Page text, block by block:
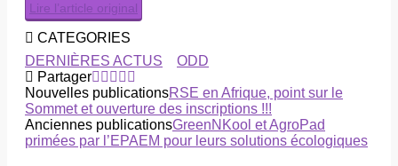
Lire l’article original
CATEGORIES
DERNIÈRES ACTUS
ODD
Partager
Nouvelles publicationsRSE en Afrique, point sur le
Sommet et ouverture des inscriptions !!!
Anciennes publicationsGreenNKool et AgroPad
primées par l’EPAEM pour leurs solutions écologiques